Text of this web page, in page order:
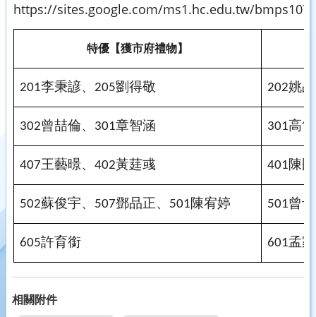
https://sites.google.com/ms1.hc.edu.tw/bmps107
特優 【獲市府禮物】
201李秉諺、 205劉得敬 202姚
302曾喆倫、 301章智涵 301高
407王藝暻、 402黃莛彧 401陳
502蘇俊宇、 507鄧品正、 501陳宥婷 501曾
605許育銜 601孟
相關附件